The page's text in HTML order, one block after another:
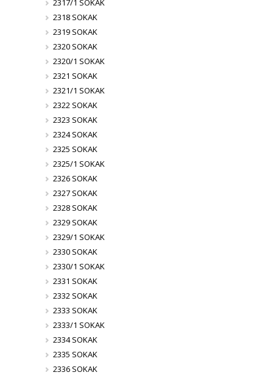
2317/1 SOKAK
2318 SOKAK
2319 SOKAK
2320 SOKAK
2320/1 SOKAK
2321 SOKAK
2321/1 SOKAK
2322 SOKAK
2323 SOKAK
2324 SOKAK
2325 SOKAK
2325/1 SOKAK
2326 SOKAK
2327 SOKAK
2328 SOKAK
2329 SOKAK
2329/1 SOKAK
2330 SOKAK
2330/1 SOKAK
2331 SOKAK
2332 SOKAK
2333 SOKAK
2333/1 SOKAK
2334 SOKAK
2335 SOKAK
2336 SOKAK